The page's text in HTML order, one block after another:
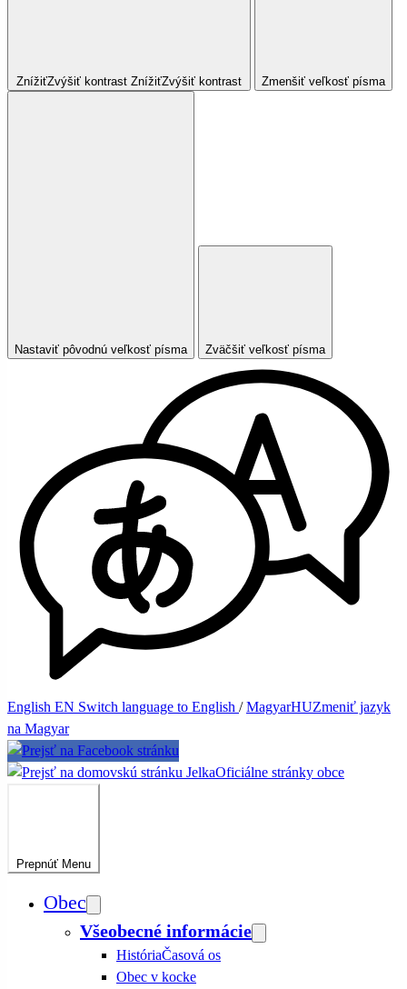
ZnížiťZvýšiť kontrast ZnížiťZvýšiť kontrast Zmenšiť veľkosť písma
Nastaviť pôvodnú veľkosť písma Zväčšiť veľkosť písma
English EN Switch language to English /MagyarHUZmeniť jazyk
na Magyar
JelkaOficiálne stránky obce
Prepnúť Menu
Obec
Všeobecné informácie
HistóriaČasová os
Obec v kocke